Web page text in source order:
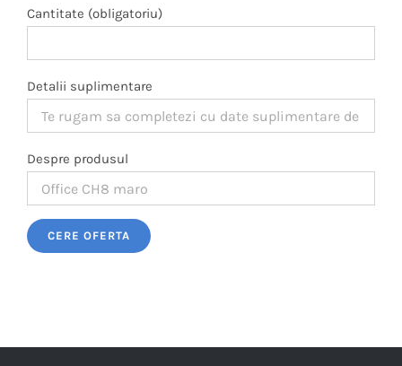
Cantitate (obligatoriu)
Detalii suplimentare
Despre produsul
Please leave this field empty.